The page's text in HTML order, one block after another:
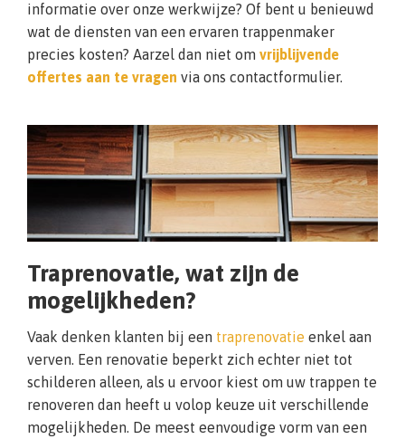
informatie over onze werkwijze? Of bent u benieuwd
wat de diensten van een ervaren trappenmaker
precies kosten? Aarzel dan niet om vrijblijvende
offertes aan te vragen via ons contactformulier.
Traprenovatie, wat zijn de
mogelijkheden?
Vaak denken klanten bij een traprenovatie enkel aan
verven. Een renovatie beperkt zich echter niet tot
schilderen alleen, als u ervoor kiest om uw trappen te
renoveren dan heeft u volop keuze uit verschillende
mogelijkheden. De meest eenvoudige vorm van een